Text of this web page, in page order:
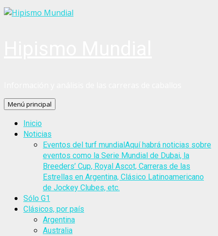
Menú principal
Inicio
Noticias
Eventos del turf mundialAquí habrá noticias sobre
eventos como la Serie Mundial de Dubai, la
Breeders’ Cup, Royal Ascot, Carreras de las
Estrellas en Argentina, Clásico Latinoamericano
de Jockey Clubes, etc.
Sólo G1
Clásicos, por país
Argentina
Australia